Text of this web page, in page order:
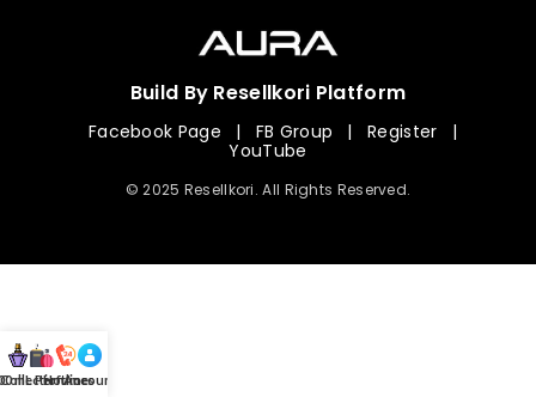
Build By Resellkori Platform
Facebook Page | FB Group | Register
|
YouTube
© 2025 Resellkori. All Rights Reserved.
mL Perfumes
Hotline
Account